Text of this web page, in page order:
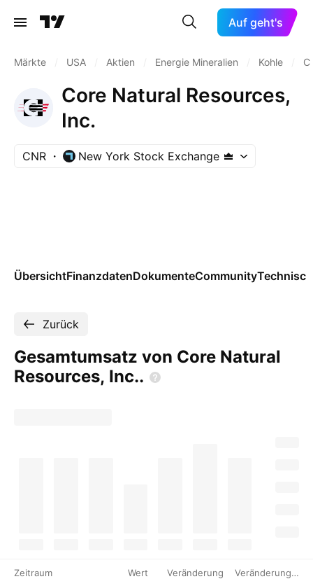
Auf geht's
Märkte USA Aktien Energie Mineralien Kohle
Core Natural Resources,
Inc.
CNR New York Stock Exchange
ÜbersichtFinanzdatenDokumenteCommunity
Zurück
Gesamtumsatz von Core Natural
Resources, Inc..
Zeitraum Wert Veränderung Veränderung %